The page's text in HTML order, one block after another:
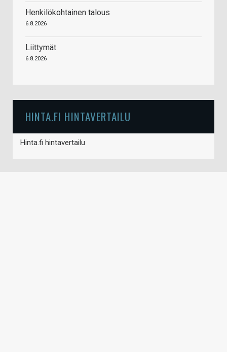
Henkilökohtainen talous
6.8.2026
Liittymät
6.8.2026
HINTA.FI HINTAVERTAILU
Hinta.fi hintavertailu